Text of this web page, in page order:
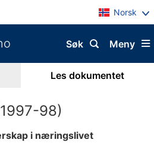
Norsk
Meny
Søk
Les dokumentet
98)
i næringslivet